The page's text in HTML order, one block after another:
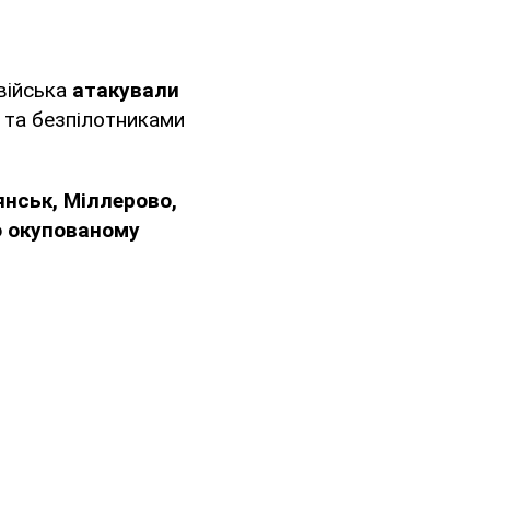
атакували
безпілотниками
Міллерово,
окупованому